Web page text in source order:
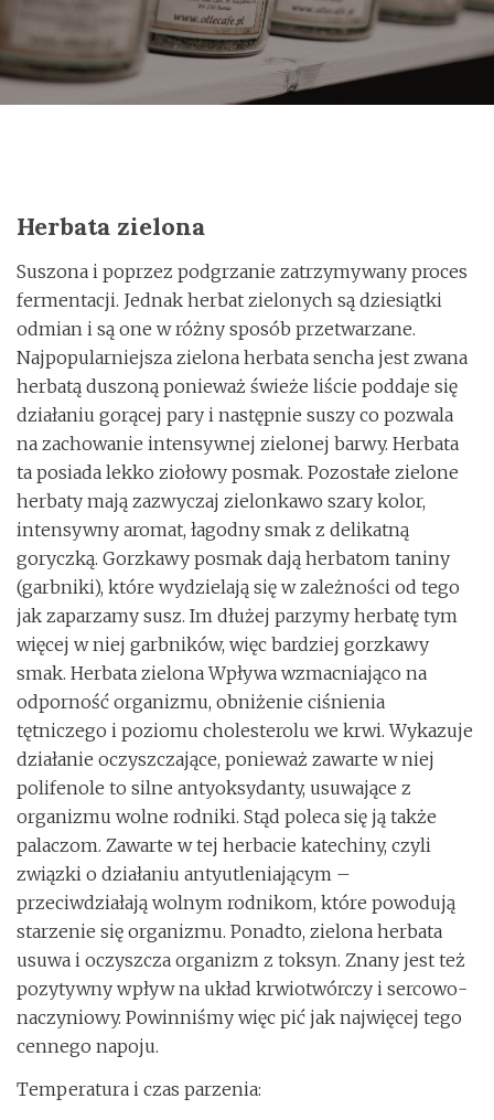
o
Herbata zielona
Suszona i poprzez podgrzanie zatrzymywany proces
fermentacji. Jednak herbat zielonych są dziesiątki
odmian i są one w różny sposób przetwarzane.
Najpopularniejsza zielona herbata sencha jest zwana
herbatą duszoną ponieważ świeże liście poddaje się
działaniu gorącej pary i następnie suszy co pozwala
na zachowanie intensywnej zielonej barwy. Herbata
ta posiada lekko ziołowy posmak. Pozostałe zielone
herbaty mają zazwyczaj zielonkawo szary kolor,
intensywny aromat, łagodny smak z delikatną
goryczką. Gorzkawy posmak dają herbatom taniny
(garbniki), które wydzielają się w zależności od tego
jak zaparzamy susz. Im dłużej parzymy herbatę tym
więcej w niej garbników, więc bardziej gorzkawy
smak. Herbata zielona Wpływa wzmacniająco na
odporność organizmu, obniżenie ciśnienia
tętniczego i poziomu cholesterolu we krwi. Wykazuje
działanie oczyszczające, ponieważ zawarte w niej
polifenole to silne antyoksydanty, usuwające z
organizmu wolne rodniki. Stąd poleca się ją także
palaczom. Zawarte w tej herbacie katechiny, czyli
związki o działaniu antyutleniającym –
przeciwdziałają wolnym rodnikom, które powodują
starzenie się organizmu. Ponadto, zielona herbata
usuwa i oczyszcza organizm z toksyn. Znany jest też
pozytywny wpływ na układ krwiotwórczy i sercowo-
naczyniowy. Powinniśmy więc pić jak najwięcej tego
cennego napoju.
Temperatura i czas parzenia: